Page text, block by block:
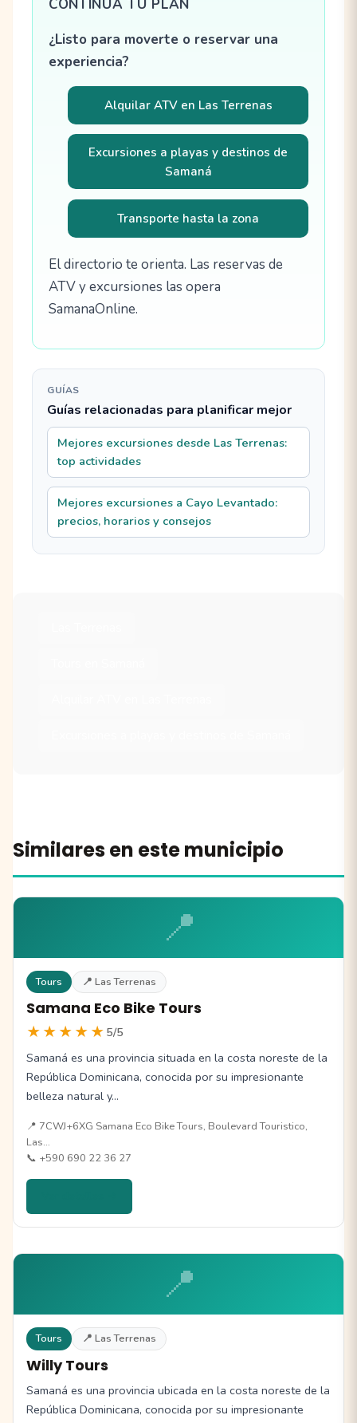
CONTINÚA TU PLAN
¿Listo para moverte o reservar una
experiencia?
Alquilar ATV en Las Terrenas
Excursiones a playas y destinos de
Samaná
Transporte hasta la zona
El directorio te orienta. Las reservas de
ATV y excursiones las opera
SamanaOnline.
GUÍAS
Guías relacionadas para planificar mejor
Mejores excursiones desde Las Terrenas:
top actividades
Mejores excursiones a Cayo Levantado:
precios, horarios y consejos
Similares en este municipio
📍
Tours 📍 Las Terrenas
Samana Eco Bike Tours
★★★★★ 5/5
Samaná es una provincia situada en la costa noreste de la
República Dominicana, conocida por su impresionante
belleza natural y…
📍 7CWJ+6XG Samana Eco Bike Tours, Boulevard Touristico,
Las…
📞 +590 690 22 36 27
📍
Tours 📍 Las Terrenas
Willy Tours
Samaná es una provincia ubicada en la costa noreste de la
República Dominicana, conocida por su impresionante